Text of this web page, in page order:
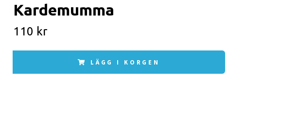
Kardemumma
110 kr
LÄGG I KORGEN